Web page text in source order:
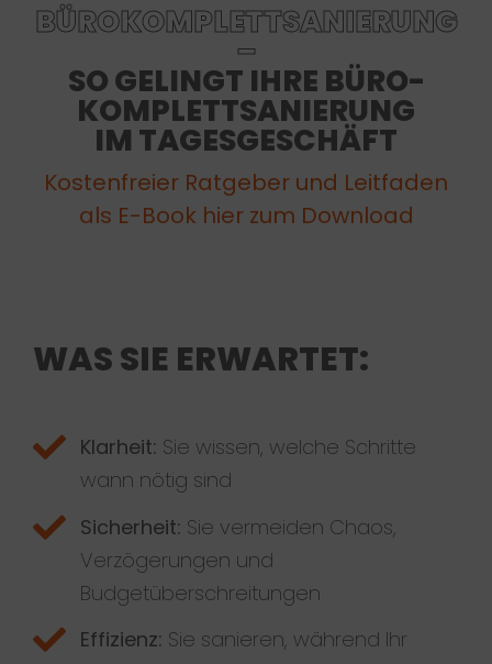
BÜROKOMPLETTSANIERUNG
–
SO GELINGT IHRE BÜRO-
KOMPLETTSANIERUNG
IM TAGESGESCHÄFT
Kostenfreier Ratgeber und Leitfaden
als E-Book hier zum Download
WAS SIE ERWARTET:
Klarheit: Sie wissen, welche Schritte
wann nötig sind
Sicherheit: Sie vermeiden Chaos,
Verzögerungen und
Budgetüberschreitungen
Effizienz: Sie sanieren, während Ihr